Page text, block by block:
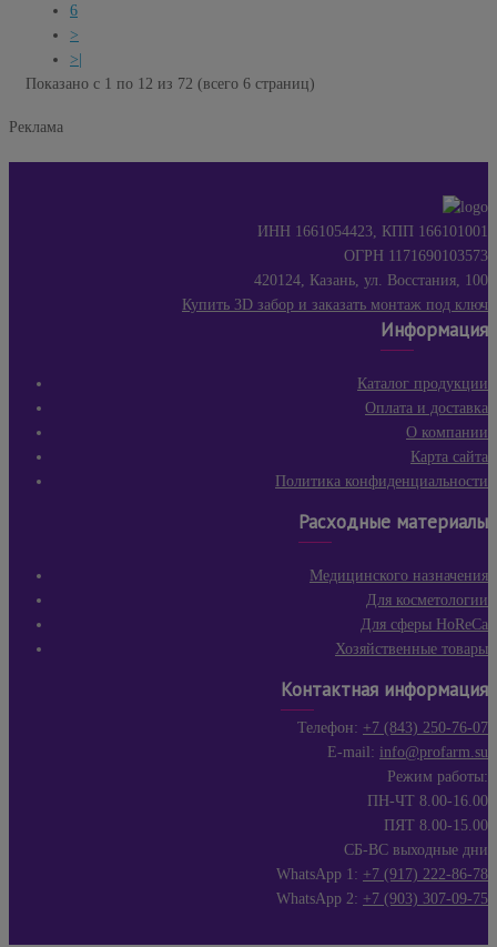
6
>
>|
Показано с 1 по 12 из 72 (всего 6 страниц)
Реклама
ИНН 1661054423, КПП 166101001
ОГРН 1171690103573
420124, Казань, ул. Восстания, 100
Купить 3D забор и заказать монтаж под ключ
Информация
Каталог продукции
Оплата и доставка
О компании
Карта сайта
Политика конфиденциальности
Расходные материалы
Медицинского назначения
Для косметологии
Для сферы HoReCa
Хозяйственные товары
Контактная информация
Телефон: +7 (843) 250-76-07
E-mail: info@profarm.su
Режим работы:
ПН-ЧТ 8.00-16.00
ПЯТ 8.00-15.00
СБ-ВС выходные дни
WhatsApp 1: +7 (917) 222-86-78
WhatsApp 2: +7 (903) 307-09-75